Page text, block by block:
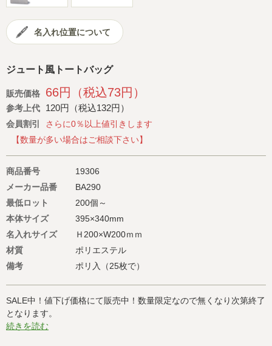
名入れ位置について
ジュート風トートバッグ
販売価格 66円（税込73円）
参考上代 120円（税込132円）
会員割引
さらに0％以上値引きします
【数量が多い場合はご相談下さい】
商品番号
19306
メーカー品番
BA290
最低ロット
200個～
本体サイズ
395×340mm
名入れサイズ
Ｈ200×W200ｍｍ
材質
ポリエステル
備考
ポリ入（25枚で）
SALE中！値下げ価格にて販売中！数量限定なので無くなり次第終了
となります。
続きを読む